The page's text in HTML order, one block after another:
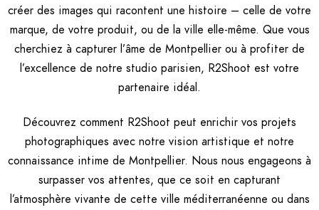
créer des images qui racontent une histoire – celle de votre
marque, de votre produit, ou de la ville elle-même. Que vous
cherchiez à capturer l’âme de Montpellier ou à profiter de
l’excellence de notre studio parisien, R2Shoot est votre
partenaire idéal.
Découvrez comment R2Shoot peut enrichir vos projets
photographiques avec notre vision artistique et notre
connaissance intime de Montpellier. Nous nous engageons à
surpasser vos attentes, que ce soit en capturant
l’atmosphère vivante de cette ville méditerranéenne ou dans